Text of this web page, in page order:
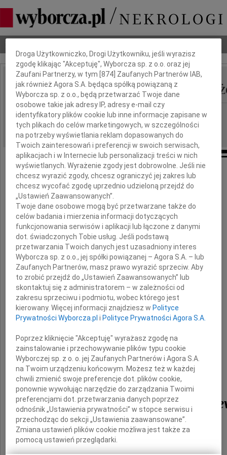
IMIĘ I NAZWISKO: Elżbieta Barbara
REGION: Warszawa
DATA EMISJI: 10.06.2026
"Dla nas nie ma pożegnania.
Gdziekolwiek jesteś, na zawsze pozostaniesz
w naszych sercach."
M. Gandhi
"Można odejść i wciąż być blisko."
ks. Jan Twardowski
Z głębokim bólem zawiadamiamy,
że dnia 5 czerwca 2026 roku odeszła nasza
najukochańsza Mama i Babcia
Elżbieta Barbara
Emerytowana Notariusz
Dbamy o Twoją prywatność
Droga Użytkowniczko, Drogi Użytkowniku, jeśli wyrazisz
zgodę klikając "Akceptuję", Wyborcza sp. z o.o. oraz jej
Zaufani Partnerzy, w tym [874] Zaufanych Partnerów IAB,
jak również Agora S.A. będąca spółką powiązaną z
Wyborcza sp. z o.o., będą przetwarzać Twoje dane
osobowe takie jak adresy IP, adresy e-mail czy
identyfikatory plików cookie lub inne informacje zapisane w
tych plikach do celów marketingowych, w szczególności
na potrzeby wyświetlania reklam dopasowanych do
Twoich zainteresowań i preferencji w swoich serwisach,
aplikacjach i w Internecie lub personalizacji treści w nich
wyświetlanych. Wyrażenie zgody jest dobrowolne. Jeśli nie
chcesz wyrazić zgody, chcesz ograniczyć jej zakres lub
chcesz wycofać zgodę uprzednio udzieloną przejdź do
„Ustawień Zaawansowanych”.
Twoje dane osobowe mogą być przetwarzane także do
celów badania i mierzenia informacji dotyczących
funkcjonowania serwisów i aplikacji lub łączone z danymi
dot. świadczonych Tobie usług. Jeśli podstawą
przetwarzania Twoich danych jest uzasadniony interes
Wyborcza sp. z o.o., jej spółki powiązanej – Agora S.A. – lub
Zaufanych Partnerów, masz prawo wyrazić sprzeciw. Aby
to zrobić przejdź do „Ustawień Zaawansowanych” lub
skontaktuj się z administratorem – w zależności od
zakresu sprzeciwu i podmiotu, wobec którego jest
kierowany. Więcej informacji znajdziesz wPolityce
Prywatności Wyborcza.pl iPolityce Prywatności Agora S.A.
Poprzez kliknięcie "Akceptuję" wyrażasz zgodę na
zainstalowanie i przechowywanie plików typu cookie
Wyborczej sp. z o. o. jej Zaufanych Partnerów i Agora S.A.
na Twoim urządzeniu końcowym. Możesz też w każdej
chwili zmienić swoje preferencje dot. plików cookie,
ponownie wywołując narzędzie do zarządzania Twoimi
preferencjami dot. przetwarzania danych poprzez
odnośnik „Ustawienia prywatności” w stopce serwisu i
przechodząc do sekcji „Ustawienia zaawansowane”.
Zmiana ustawień plików cookie możliwa jest także za
pomocą ustawień przeglądarki.